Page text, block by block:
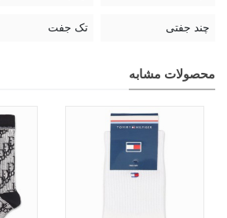
چند جفتی تک جفت
محصولات مشابه